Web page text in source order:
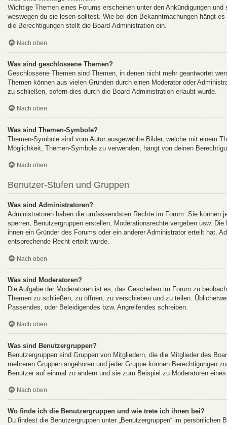
Wichtige Themen eines Forums erscheinen unter den Ankündigungen
weswegen du sie lesen solltest. Wie bei den Bekanntmachungen hängt
die Berechtigungen stellt die Board-Administration ein.
Nach oben
Was sind geschlossene Themen?
Geschlossene Themen sind Themen, in denen nicht mehr geantwortet
Themen können aus vielen Gründen durch einen Moderator oder
zu schließen, sofern dies durch die Board-Administration erlaubt wurde.
Nach oben
Was sind Themen-Symbole?
Themen-Symbole sind vom Autor ausgewählte Bilder, welche mit einem
Möglichkeit, Themen-Symbole zu verwenden, hängt von deinen
Nach oben
Benutzer-Stufen und Gruppen
Was sind Administratoren?
Administratoren haben die umfassendsten Rechte im Forum. Sie
sperren, Benutzergruppen erstellen, Moderationsrechte vergeben usw.
ihnen ein Gründer des Forums oder ein anderer Administrator erteilt hat.
entsprechende Recht erteilt wurde.
Nach oben
Was sind Moderatoren?
Die Aufgabe der Moderatoren ist es, das Geschehen im Forum zu
Themen zu schließen, zu öffnen, zu verschieben und zu teilen.
Passendes, oder Beleidigendes bzw. Angreifendes schreiben.
Nach oben
Was sind Benutzergruppen?
Benutzergruppen sind Gruppen von Mitgliedern, die die Mitglieder des
mehreren Gruppen angehören und jeder Gruppe können Berechtigungen
Benutzer auf einmal zu ändern und sie zum Beispiel zu Moderatoren
Nach oben
Wo finde ich die Benutzergruppen und wie trete ich ihnen bei?
Du findest die Benutzergruppen unter „Benutzergruppen“ im